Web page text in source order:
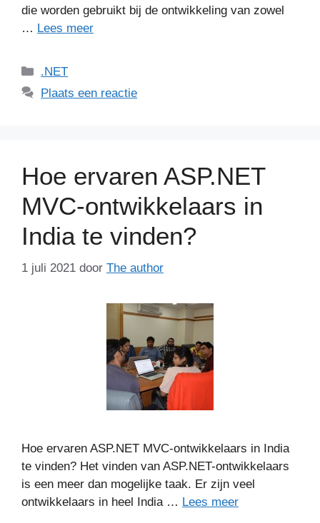
die worden gebruikt bij de ontwikkeling van zowel
… Lees meer
Categorieën
.NET
Plaats een reactie
Hoe ervaren ASP.NET
MVC-ontwikkelaars in
India te vinden?
1 juli 2021 door The author
Hoe ervaren ASP.NET MVC-ontwikkelaars in India
te vinden? Het vinden van ASP.NET-ontwikkelaars
is een meer dan mogelijke taak. Er zijn veel
ontwikkelaars in heel India … Lees meer